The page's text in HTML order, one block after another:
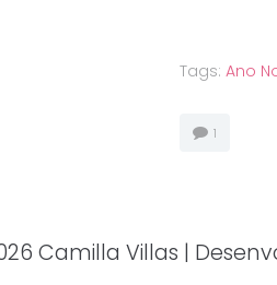
Tags: Ano
1
Camilla Villas |